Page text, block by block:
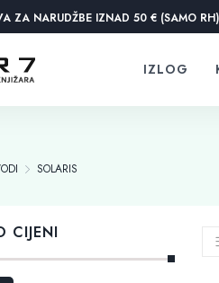
ZA NARUDŽBE IZNAD 50 € (SAMO RH)
IZLOG
SOLARIS
CIJENI